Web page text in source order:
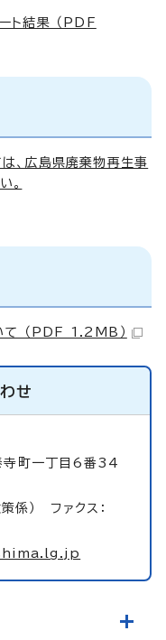
ト結果 （PDF
、広島県廃棄物再生事
。
て （PDF 1.2MB）
せ
町一丁目6番34
） ファクス：